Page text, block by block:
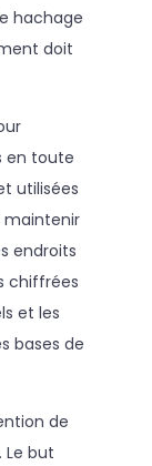
hachage
doit
en toute
utilisées
maintenir
endroits
chiffrées
et les
bases de
de
Le but